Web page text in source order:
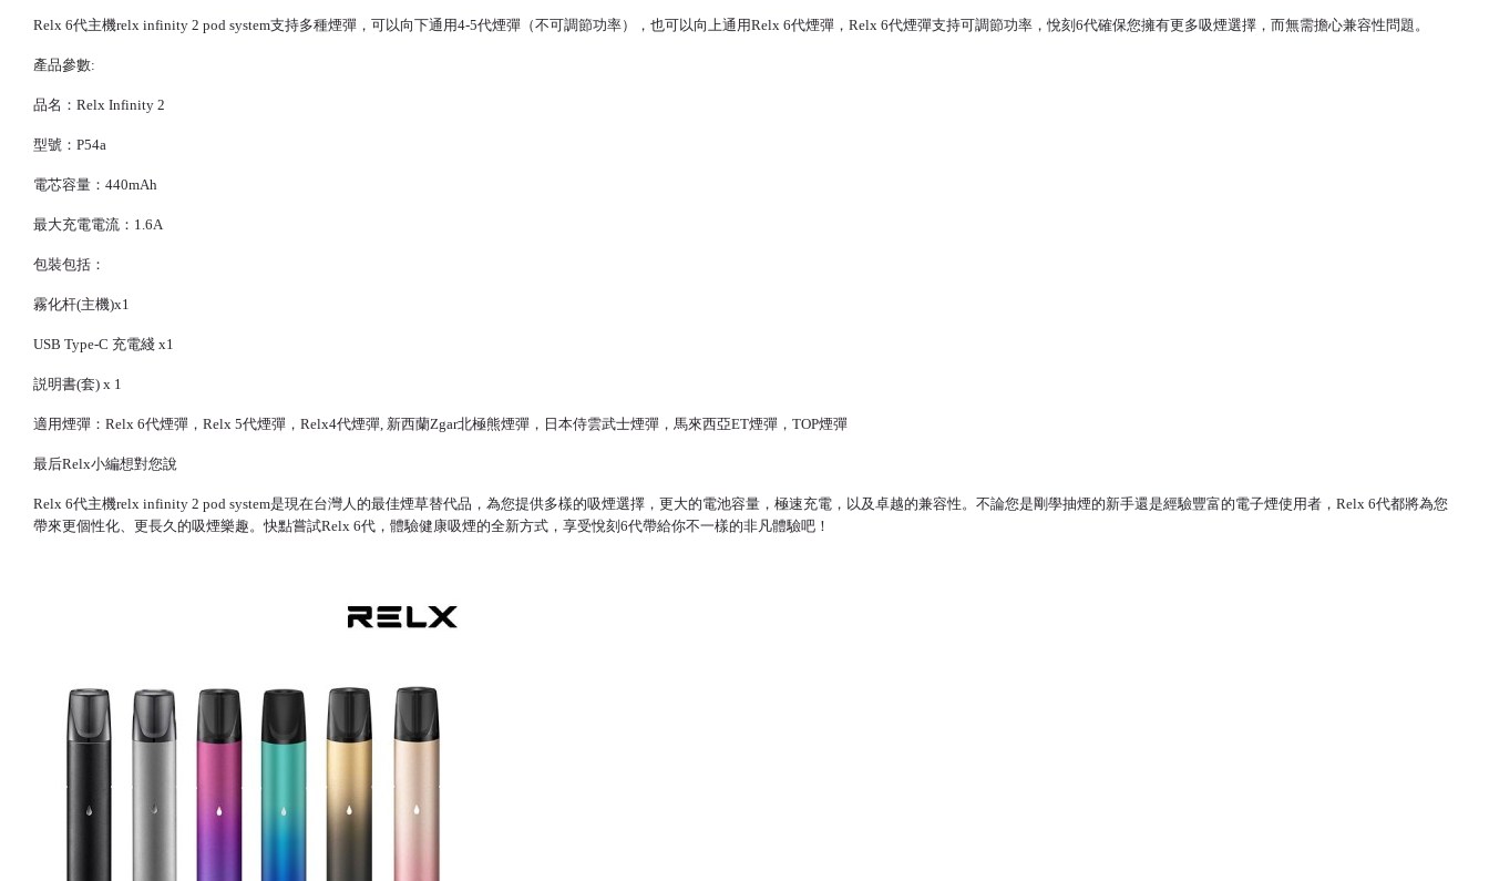
Relx 6代主機relx infinity 2 pod system支持多種煙彈，可以向下通用4-5代煙彈（不可調節功率），也可以向上通用Relx 6代煙彈 ，Relx 6代煙彈支持可調節功率，悅刻6代確保您擁有更多吸煙選擇，而無需擔心兼容性問題。
產品參數:
品名：Relx Infinity 2
型號：P54a
電芯容量：440mAh
最大充電電流：1.6A
包裝包括：
霧化杆(主機)x1
USB Type-C 充電綫 x1
説明書(套) x 1
適用煙彈：Relx 6代煙彈，Relx 5代煙彈，Relx4代煙彈, 新西蘭Zgar北極熊煙彈，日本侍雲武士煙彈，馬來西亞ET煙彈，TOP煙彈
最后Relx小編想對您說
Relx 6代主機relx infinity 2 pod system是現在台灣人的最佳煙草替代品，為您提供多樣的吸煙選擇，更大的電池容量，極速充電，以及卓越的兼容性。不論您是剛學抽煙的新手還是經驗豐富的電子煙使用者，Relx 6代都將為您
帶來更個性化、更長久的吸煙樂趣。快點嘗試Relx 6代，體驗健康吸煙的全新方式，享受悅刻6代帶給你不一樣的非凡體驗吧！